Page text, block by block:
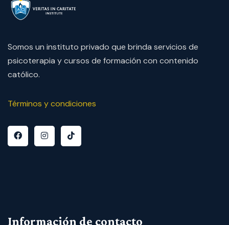
Somos un instituto privado que brinda servicios de
psicoterapia y cursos de formación con contenido
católico.
Términos y condiciones
Información de contacto